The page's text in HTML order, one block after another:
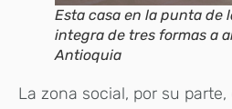
Esta casa en la punta de
integra de tres formas a
Antioquia
La zona social, por su